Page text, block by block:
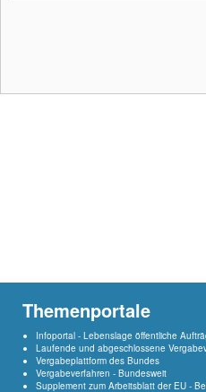
Themenportale
Infoportal - Lebenslage öffentliche
Laufende und abgeschlossene
Vergabeplattform des Bundes
Vergabeverfahren - Bundesweit
Supplement zum Arbeitsblatt der EU -